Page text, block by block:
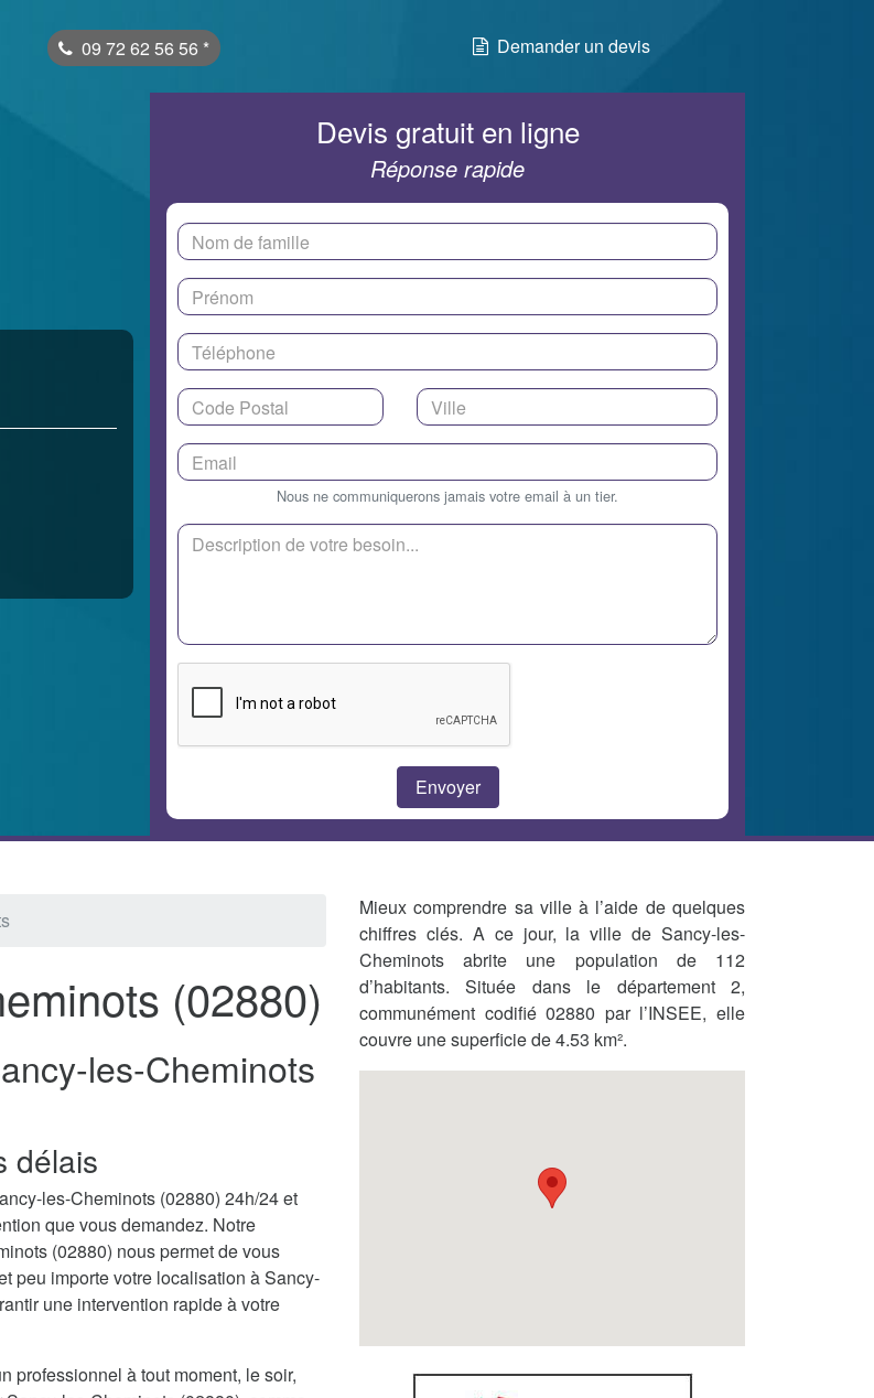
09 72 62 56 56 * Demander un devis
Devis gratuit en ligne
Réponse rapide
Nous ne communiquerons jamais votre email à un tier.
(02880)
les-Cheminots
délais
les-Cheminots (02880) 24h/24 et
que vous demandez. Notre
(02880) nous permet de vous
peu importe votre localisation à Sancy-
une intervention rapide à votre
professionnel à tout moment, le soir,
Mieux comprendre sa ville à l’aide de quelques
chiffres clés. A ce jour, la ville de Sancy-les-
Cheminots abrite une population de 112
d’habitants. Située dans le département 2,
communément codifié 02880 par l’INSEE, elle
couvre une superficie de 4.53 km².